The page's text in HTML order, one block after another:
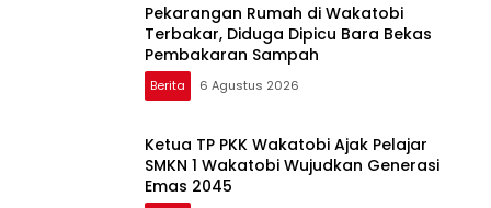
Pekarangan Rumah di Wakatobi
Terbakar, Diduga Dipicu Bara Bekas
Pembakaran Sampah
Berita 6 Agustus 2026
Ketua TP PKK Wakatobi Ajak Pelajar
SMKN 1 Wakatobi Wujudkan Generasi
Emas 2045